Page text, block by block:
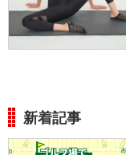
新着記事